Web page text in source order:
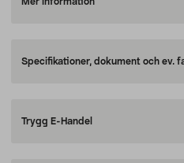
Specifikationer, dokument och ev.
Trygg E-Handel